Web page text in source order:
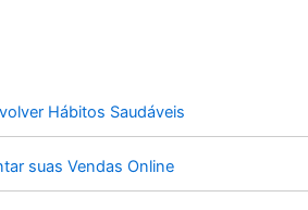
Hábitos Saudáveis
suas Vendas Online